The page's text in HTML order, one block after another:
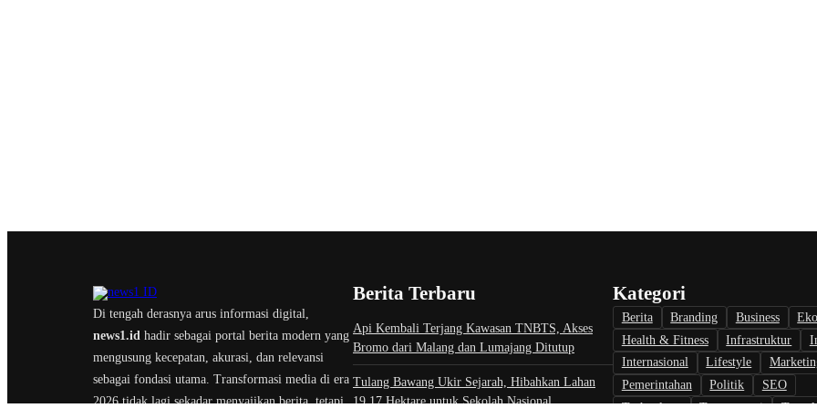
Di tengah derasnya arus informasi digital,
news1.id hadir sebagai portal berita modern yang
mengusung kecepatan, akurasi, dan relevansi
sebagai fondasi utama. Transformasi media di era
2026 tidak lagi sekadar menyajikan berita, tetapi
Berita Terbaru
Api Kembali Terjang Kawasan TNBTS, Akses
Bromo dari Malang dan Lumajang Ditutup
Tulang Bawang Ukir Sejarah, Hibahkan Lahan
19,17 Hektare untuk Sekolah Nasional
Kategori
Berita Branding Business
Health & Fitness
Infrastruktur
Internasional
Lifestyle
Pemerintahan
Politik
SEO